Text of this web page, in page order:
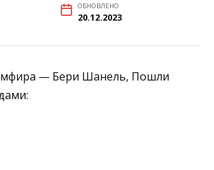
ОБНОВЛЕНО
20.12.2023
— Бери Шанель, Пошли